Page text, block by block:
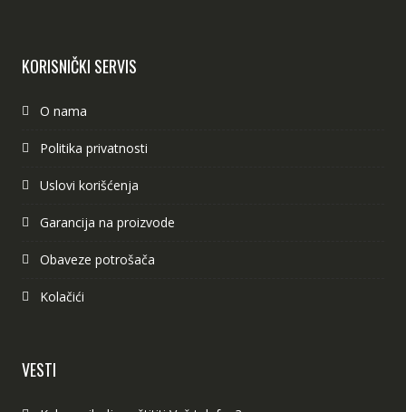
KORISNIČKI SERVIS
O nama
Politika privatnosti
Uslovi korišćenja
Garancija na proizvode
Obaveze potrošača
Kolačići
VESTI